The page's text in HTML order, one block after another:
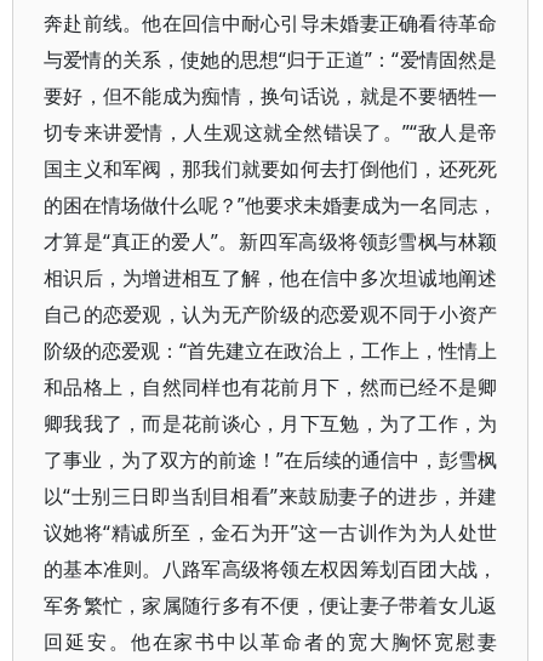
奔赴前线。他在回信中耐心引导未婚妻正确看待革命
与爱情的关系，使她的思想“归于正道”：“爱情固然是
要好，但不能成为痴情，换句话说，就是不要牺牲一
切专来讲爱情，人生观这就全然错误了。”“敌人是帝
国主义和军阀，那我们就要如何去打倒他们，还死死
的困在情场做什么呢？”他要求未婚妻成为一名同志，
才算是“真正的爱人”。新四军高级将领彭雪枫与林颖
相识后，为增进相互了解，他在信中多次坦诚地阐述
自己的恋爱观，认为无产阶级的恋爱观不同于小资产
阶级的恋爱观：“首先建立在政治上，工作上，性情上
和品格上，自然同样也有花前月下，然而已经不是卿
卿我我了，而是花前谈心，月下互勉，为了工作，为
了事业，为了双方的前途！”在后续的通信中，彭雪枫
以“士别三日即当刮目相看”来鼓励妻子的进步，并建
议她将“精诚所至，金石为开”这一古训作为为人处世
的基本准则。八路军高级将领左权因筹划百团大战，
军务繁忙，家属随行多有不便，便让妻子带着女儿返
回延安。他在家书中以革命者的宽大胸怀宽慰妻